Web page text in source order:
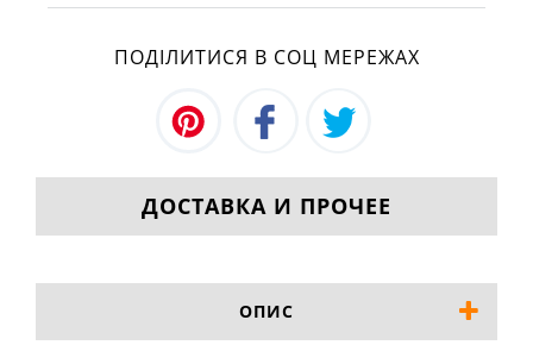
ПОДІЛИТИСЯ В СОЦ МЕРЕЖАХ
ДОСТАВКА И ПРОЧЕЕ
ОПИС